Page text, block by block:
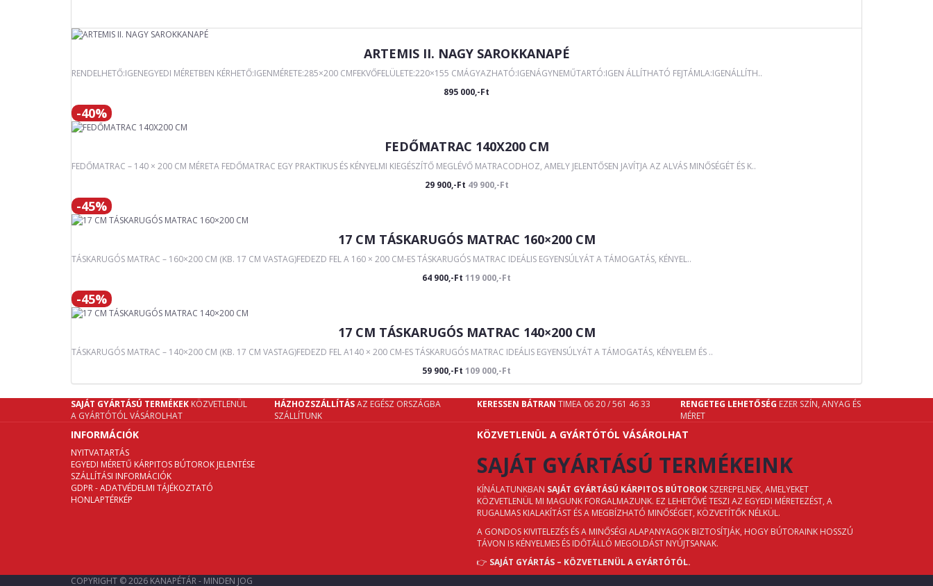
ARTEMIS II. NAGY SAROKKANAPÉ
RENDELHETŐ:IGENEGYEDI MÉRETBEN KÉRHETŐ:IGENMÉRETE:285×200 CMFEKVŐFELÜLETE:220×155 CMÁGYAZHATÓ:IGENÁGYNEMŰTARTÓ:IGEN ÁLLÍTHATÓ FEJTÁMLA:IGENÁLLÍTH..
895 000,-Ft
-40%
FEDŐMATRAC 140X200 CM
FEDŐMATRAC – 140 × 200 CM MÉRETA FEDŐMATRAC EGY PRAKTIKUS ÉS KÉNYELMI KIEGÉSZÍTŐ MEGLÉVŐ MATRACODHOZ, AMELY JELENTŐSEN JAVÍTJA AZ ALVÁS MINŐSÉGÉT ÉS K..
29 900,-Ft 49 900,-Ft
-45%
17 CM TÁSKARUGÓS MATRAC 160×200 CM
TÁSKARUGÓS MATRAC – 160×200 CM (KB. 17 CM VASTAG)FEDEZD FEL A 160 × 200 CM-ES TÁSKARUGÓS MATRAC IDEÁLIS EGYENSÚLYÁT A TÁMOGATÁS, KÉNYEL..
64 900,-Ft 119 000,-Ft
-45%
17 CM TÁSKARUGÓS MATRAC 140×200 CM
TÁSKARUGÓS MATRAC – 140×200 CM (KB. 17 CM VASTAG)FEDEZD FEL A140 × 200 CM-ES TÁSKARUGÓS MATRAC IDEÁLIS EGYENSÚLYÁT A TÁMOGATÁS, KÉNYELEM ÉS ..
59 900,-Ft 109 000,-Ft
SAJÁT GYÁRTÁSÚ TERMÉKEK KÖZVETLENÜL
A GYÁRTÓTÓL VÁSÁROLHAT
HÁZHOZSZÁLLÍTÁS AZ EGÉSZ ORSZÁGBA
SZÁLLÍTUNK
KERESSEN BÁTRAN TIMEA 06 20 / 561 46 33 RENGETEG LEHETŐSÉG EZER SZÍN, ANYAG ÉS
MÉRET
INFORMÁCIÓK
NYITVATARTÁS
EGYEDI MÉRETŰ KÁRPITOS BÚTOROK JELENTÉSE
SZÁLLÍTÁSI INFORMÁCIÓK
GDPR - ADATVÉDELMI TÁJÉKOZTATÓ
HONLAPTÉRKÉP
KÖZVETLENÜL A GYÁRTÓTÓL VÁSÁROLHAT
SAJÁT GYÁRTÁSÚ TERMÉKEINK
KÍNÁLATUNKBAN SAJÁT GYÁRTÁSÚ KÁRPITOS BÚTOROK SZEREPELNEK, AMELYEKET
KÖZVETLENÜL MI MAGUNK FORGALMAZUNK. EZ LEHETŐVÉ TESZI AZ EGYEDI MÉRETEZÉST, A
RUGALMAS KIALAKÍTÁST ÉS A MEGBÍZHATÓ MINŐSÉGET, KÖZVETÍTŐK NÉLKÜL.
A GONDOS KIVITELEZÉS ÉS A MINŐSÉGI ALAPANYAGOK BIZTOSÍTJÁK, HOGY BÚTORAINK HOSSZÚ
TÁVON IS KÉNYELMES ÉS IDŐTÁLLÓ MEGOLDÁST NYÚJTSANAK.
👉 SAJÁT GYÁRTÁS – KÖZVETLENÜL A GYÁRTÓTÓL.
COPYRIGHT © 2026 KANAPÉTÁR - MINDEN JOG